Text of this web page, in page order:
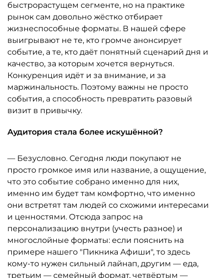
быстрорастущем сегменте, но на практике
рынок сам довольно жёстко отбирает
жизнеспособные форматы. В нашей сфере
выигрывают не те, кто громче анонсирует
событие, а те, кто даёт понятный сценарий дня и
качество, за которым хочется вернуться.
Конкуренция идёт и за внимание, и за
маржинальность. Поэтому важны не просто
события, а способность превратить разовый
визит в привычку.
Аудитория стала более искушённой?
— Безусловно. Сегодня люди покупают не
просто громкое имя или название, а ощущение,
что это событие собрано именно для них,
именно им будет там комфортно, что именно
они встретят там людей со схожими интересами
и ценностями. Отсюда запрос на
персонализацию внутри (учесть разное) и
многослойные форматы: если пояснить на
примере нашего "Пикника Афиши", то здесь
кому-то нужен сильный лайнап, другим — еда,
третьим — семейный формат, четвёртым —